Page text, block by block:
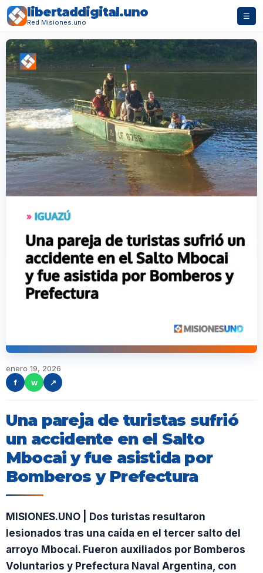
libertaddigital.uno
Red Misiones.uno
☰
enero 19, 2026
f
w ↗
Una pareja de turistas sufrió
un accidente en el Salto
Mbocai y fue asistida por
Bomberos y Prefectura
MISIONES.UNO | Dos turistas resultaron
lesionados tras una caída en el tercer salto del
arroyo Mbocai. Fueron auxiliados por Bomberos
Voluntarios y Prefectura Naval Argentina, con